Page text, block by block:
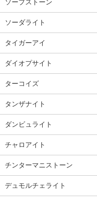
ソープストーン
ソーダライト
タイガーアイ
ダイオプサイト
ターコイズ
タンザナイト
ダンビュライト
チャロアイト
チンターマニストーン
デュモルチェライト